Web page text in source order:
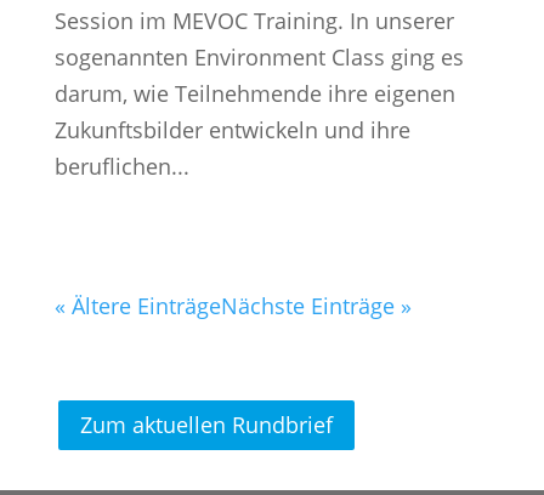
Session im MEVOC Training. In unserer
sogenannten Environment Class ging es
darum, wie Teilnehmende ihre eigenen
Zukunftsbilder entwickeln und ihre
beruflichen...
« Ältere EinträgeNächste Einträge »
Zum aktuellen Rundbrief